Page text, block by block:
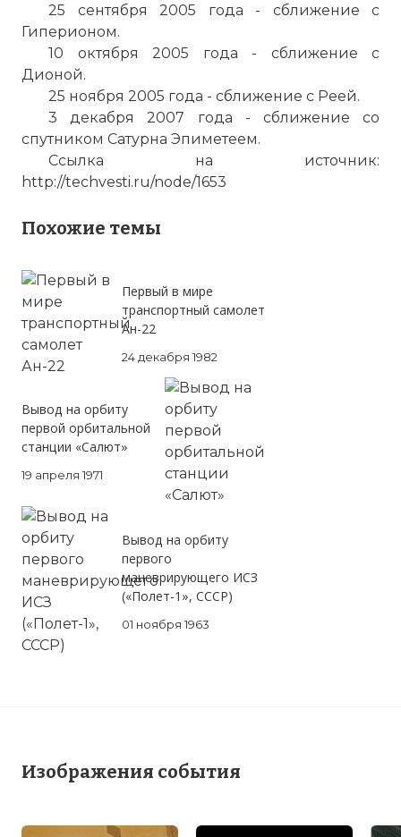
25 сентября 2005 года - сближение с
Гиперионом.
10 октября 2005 года - сближение с
Дионой.
25 ноября 2005 года - сближение с Реей.
3 декабря 2007 года - сближение со
спутником Сатурна Эпиметеем.
Ссылка на источник:
http://techvesti.ru/node/1653
Похожие темы
Первый в мире
транспортный самолет
Ан-22
24 декабря 1982
Вывод на орбиту
первой орбитальной
станции «Салют»
19 апреля 1971
Вывод на орбиту
первого
маневрирующего ИСЗ
(«Полет-1», СССР)
01 ноября 1963
Изображения события